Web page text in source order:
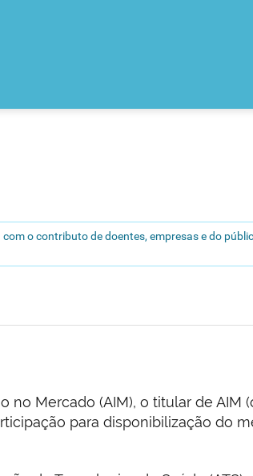
o contributo de doentes, empresas e do
Mercado (AIM), o titular de AIM
para disponibilização do